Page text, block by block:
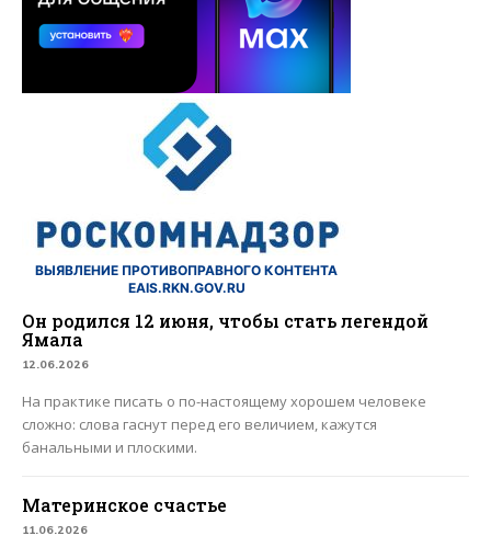
ВЫЯВЛЕНИЕ ПРОТИВОПРАВНОГО КОНТЕНТА
EAIS.RKN.GOV.RU
Он родился 12 июня, чтобы стать легендой
Ямала
12.06.2026
На практике писать о по-настоящему хорошем человеке
сложно: слова гаснут перед его величием, кажутся
банальными и плоскими.
Материнское счастье
11.06.2026